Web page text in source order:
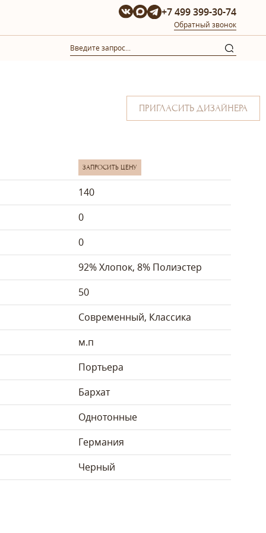
+7 499 399-30-74
Обратный звонок
ПРИГЛАСИТЬ ДИЗАЙНЕРА
ЗАПРОСИТЬ ЦЕНУ
140
0
0
92% Хлопок, 8% Полиэстер
50
Современный, Классика
м.п
Портьера
Бархат
Однотонные
Германия
Черный